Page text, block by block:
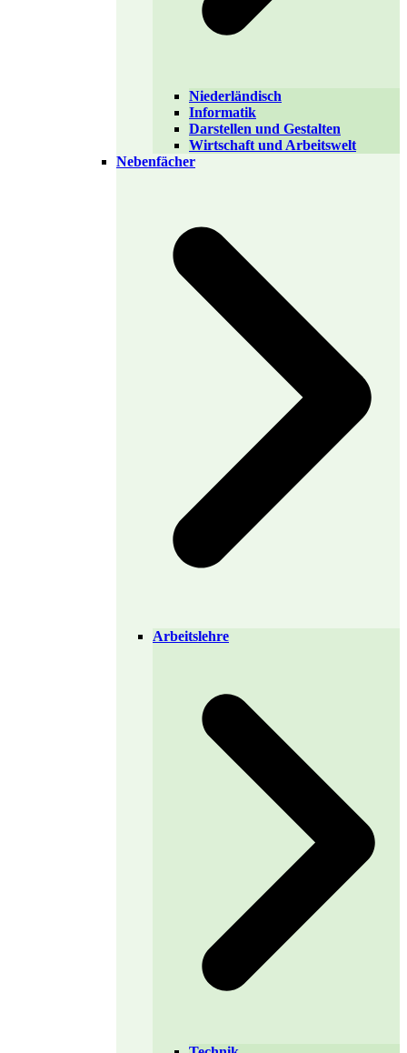
Niederländisch
Informatik
Darstellen und Gestalten
Wirtschaft und Arbeitswelt
Nebenfächer
Arbeitslehre